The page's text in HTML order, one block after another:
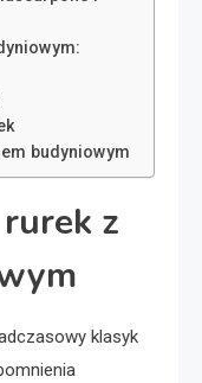
budyniowym
z
klasyk